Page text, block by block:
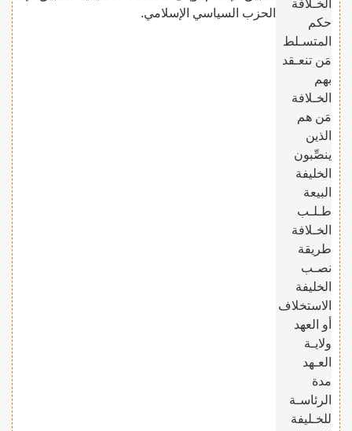
الخـلافة
حكم
المتسـلط
مَن تنعـقد
بهم
الخـلافة
مَن هم
الذين
ينصِّبون
الخليفة
البيعة
طـلـب
الخـلافة
طريقة
نصـب
الخليفة
الاستخلاف
أو العهد
ولايـة
العـهد
مدة
الرئاسـة
للخـليفة
الحزب السياسي الإسلامي.